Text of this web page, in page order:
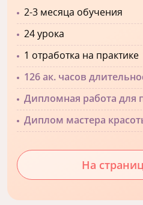
2-3 месяца обучения
24 урока
1 отработка на практике
126 ак. часов
Дипломная работа для
Диплом мастера
На